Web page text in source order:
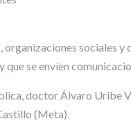
organizaciones sociales
se envíen
doctor Álvaro Uribe
(Meta).